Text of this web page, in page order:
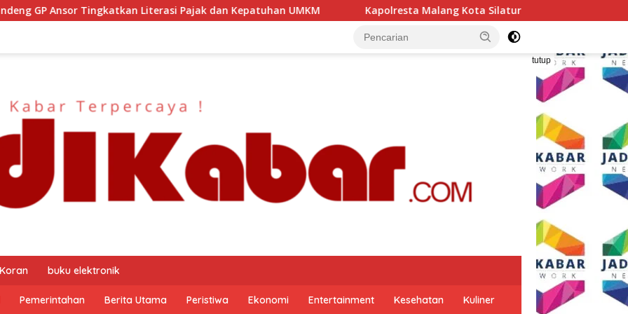
Literasi Pajak dan Kepatuhan UMKM Kapolresta Malang Kota Silaturahmi ke PCNU, Perkuat Sinergi Ulama dan Polri
tutup
buku elektronik
Pemerintahan Berita Utama Peristiwa Ekonomi Entertainment Kesehatan Kuliner